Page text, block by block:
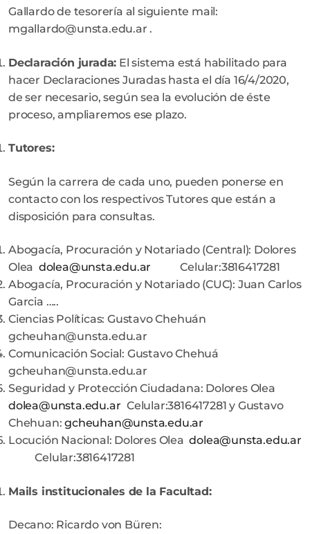
Gallardo de tesorería al siguiente mail:
mgallardo@unsta.edu.ar .
Declaración jurada: El sistema está habilitado para
hacer Declaraciones Juradas hasta el día 16/4/2020,
de ser necesario, según sea la evolución de éste
proceso, ampliaremos ese plazo.
Tutores:
Según la carrera de cada uno, pueden ponerse en
contacto con los respectivos Tutores que están a
disposición para consultas.
Abogacía, Procuración y Notariado (Central): Dolores
Olea dolea@unsta.edu.ar
Celular:3816417281
Abogacía, Procuración y Notariado (CUC): Juan Carlos
Garcia …..
Ciencias Políticas: Gustavo Chehuán
gcheuhan@unsta.edu.ar
Comunicación Social: Gustavo Chehuá
gcheuhan@unsta.edu.ar
Seguridad y Protección Ciudadana: Dolores Olea
dolea@unsta.edu.ar Celular:3816417281 y Gustavo
Chehuan:gcheuhan@unsta.edu.ar
Locución Nacional: Dolores Oleadolea@unsta.edu.ar
Celular:3816417281
Mails institucionales de la Facultad:
Decano: Ricardo von Büren: